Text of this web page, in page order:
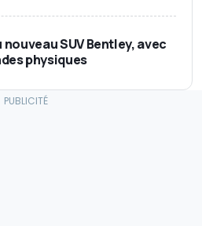
nouveau SUV Bentley, avec
physiques